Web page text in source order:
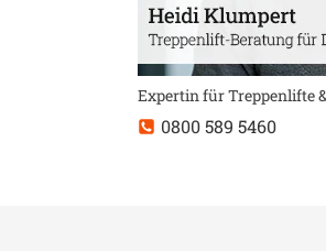
Expertin für Treppenlifte
0800 589 5460